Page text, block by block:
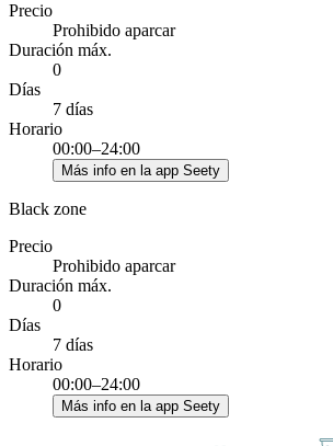
Precio
Prohibido aparcar
Duración máx.
0
Días
7 días
Horario
00:00–24:00
Más info en la app Seety
Black zone
Precio
Prohibido aparcar
Duración máx.
0
Días
7 días
Horario
00:00–24:00
Más info en la app Seety